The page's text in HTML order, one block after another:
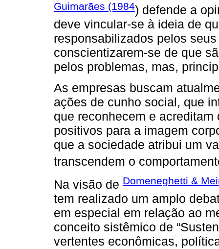
Guimarães (1984) defende a
deve vincular-se à ideia de
responsabilizados pelos
conscientizarem-se de que
pelos problemas, mas,
As empresas buscam
ações de cunho social, que
que reconhecem e
positivos para a imagem
que a sociedade atribui um
transcendem o
Na visão de Domeneghetti &
tem realizado um amplo
em especial em relação ao
conceito sistêmico de
vertentes econômicas,